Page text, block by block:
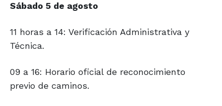
Sábado 5 de agosto
11 horas a 14: Verificación Administrativa y
Técnica.
09 a 16: Horario oficial de reconocimiento
previo de caminos.